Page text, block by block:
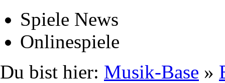
Spiele News
Onlinespiele
Du bist hier: Musik-Base »